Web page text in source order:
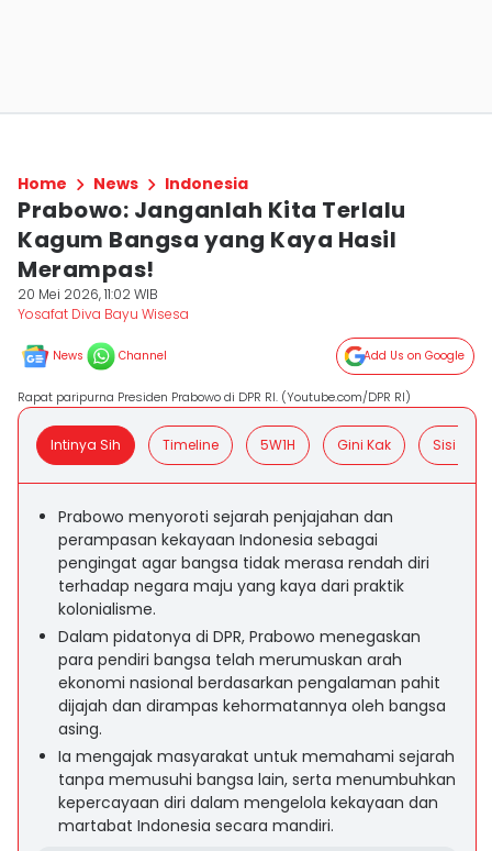
Home News Indonesia
Prabowo: Janganlah Kita Terlalu
Kagum Bangsa yang Kaya Hasil
Merampas!
20 Mei 2026, 11:02 WIB
Yosafat Diva Bayu Wisesa
News Channel Add Us on Google
Rapat paripurna Presiden Prabowo di DPR RI. (Youtube.com/DPR RI)
Intinya Sih Timeline 5W1H Gini Kak Sisi
Prabowo menyoroti sejarah penjajahan dan
perampasan kekayaan Indonesia sebagai
pengingat agar bangsa tidak merasa rendah diri
terhadap negara maju yang kaya dari praktik
kolonialisme.
Dalam pidatonya di DPR, Prabowo menegaskan
para pendiri bangsa telah merumuskan arah
ekonomi nasional berdasarkan pengalaman pahit
dijajah dan dirampas kehormatannya oleh bangsa
asing.
Ia mengajak masyarakat untuk memahami sejarah
tanpa memusuhi bangsa lain, serta menumbuhkan
kepercayaan diri dalam mengelola kekayaan dan
martabat Indonesia secara mandiri.